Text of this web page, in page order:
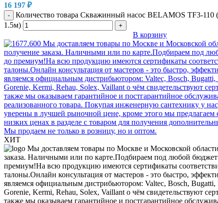
16 197 ₽
-
Количество товара Скважинный насос BELAMOS TF3-110
1.5м)
+
В корзину
ХИТ